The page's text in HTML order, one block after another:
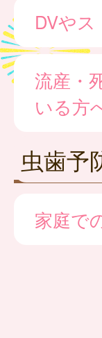
DVや
流産・
いる方
虫歯予
家庭で